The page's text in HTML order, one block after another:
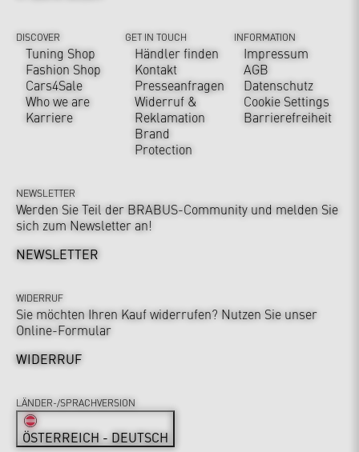
DISCOVER
Tuning Shop
Fashion Shop
Cars4Sale
Who we are
Karriere
GET IN TOUCH
Händler finden
Kontakt
Presseanfragen
Widerruf &
Reklamation
Brand
Protection
INFORMATION
Impressum
AGB
Datenschutz
Cookie Settings
Barrierefreiheit
NEWSLETTER
Werden Sie Teil der BRABUS-Community und melden Sie
sich zum Newsletter an!
NEWSLETTER
WIDERRUF
Sie möchten Ihren Kauf widerrufen? Nutzen Sie unser
Online-Formular
WIDERRUF
LÄNDER-/SPRACHVERSION
ÖSTERREICH - DEUTSCH